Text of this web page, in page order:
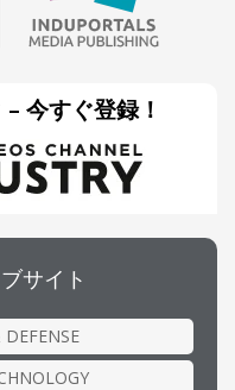
今すぐ登録！
サイト